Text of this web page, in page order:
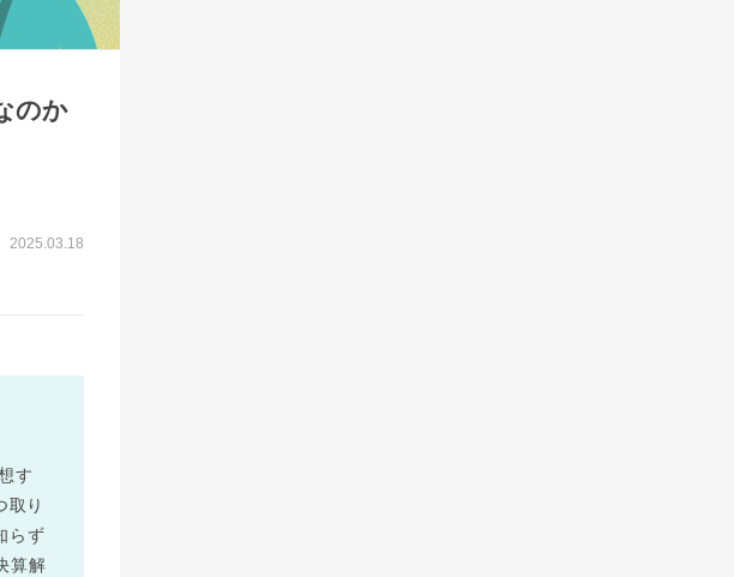
のか
2025.03.18
す
取り
らず
算解